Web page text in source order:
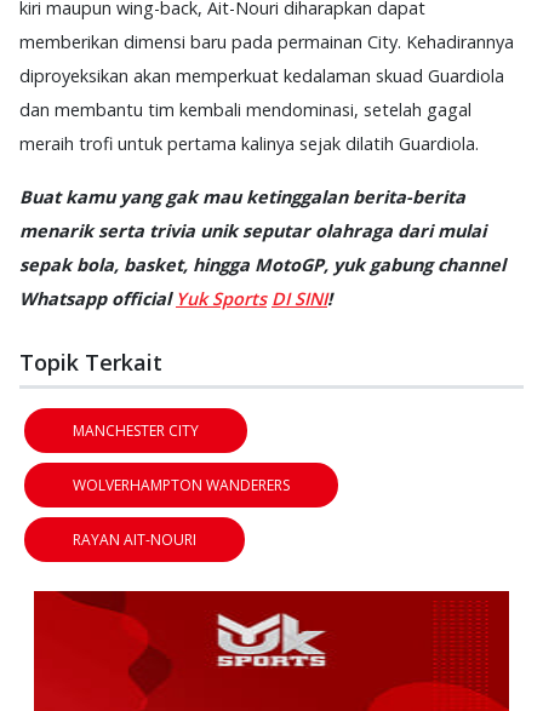
kiri maupun wing-back, Ait-Nouri diharapkan dapat
memberikan dimensi baru pada permainan City. Kehadirannya
diproyeksikan akan memperkuat kedalaman skuad Guardiola
dan membantu tim kembali mendominasi, setelah gagal
meraih trofi untuk pertama kalinya sejak dilatih Guardiola.
Buat kamu yang gak mau ketinggalan berita-berita
menarik serta trivia unik seputar olahraga dari mulai
sepak bola, basket, hingga MotoGP, yuk gabung channel
Whatsapp official Yuk Sports DI SINI!
Topik Terkait
MANCHESTER CITY
WOLVERHAMPTON WANDERERS
RAYAN AIT-NOURI